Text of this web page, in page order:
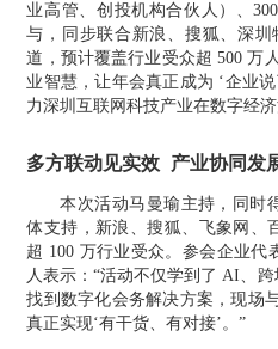
业高管、创投机构合伙人）、
与，同步联合新浪、搜狐、深
道，预计覆盖行业受众超 500 万
业智慧，让年会真正成为 ‘企业
力深圳互联网科技产业在数字经
多方联动见实效 产业协同发
本次活动马曼瑜主持，同时
体支持，新浪、搜狐、飞象网、
超 100 万行业受众。参会企业代
人表示：“活动不仅学到了 AI、
找到数字化会务解决方案，现场
真正实现‘有干货、有对接’。”